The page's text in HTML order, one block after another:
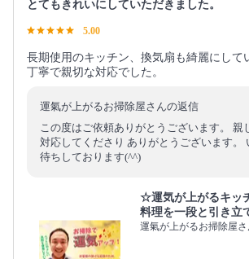
とてもきれいにしていただきました。
5.00
長期使用のキッチン、換気扇も綺麗にして
丁寧で親切な対応でした。
運氣が上がるお掃除屋さんの返信
この度はご依頼ありがとうございます。 親
対応してくださり ありがとうございます。
待ちしております(^^)
☆運気が上がるキッ
料理を一段と引き
運氣が上がるお掃除屋さ